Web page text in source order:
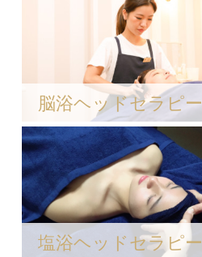
脳浴ヘッドセラピー
塩浴ヘッドセラピー